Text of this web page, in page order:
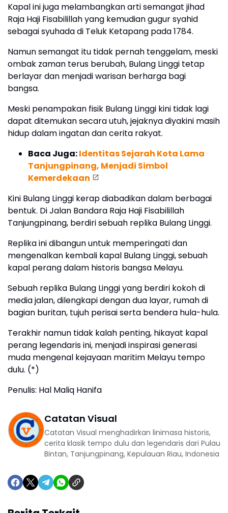
Kapal ini juga melambangkan arti semangat jihad
Raja Haji Fisabilillah yang kemudian gugur syahid
sebagai syuhada di Teluk Ketapang pada 1784.
Namun semangat itu tidak pernah tenggelam, meski
ombak zaman terus berubah, Bulang Linggi tetap
berlayar dan menjadi warisan berharga bagi
bangsa.
Meski penampakan fisik Bulang Linggi kini tidak lagi
dapat ditemukan secara utuh, jejaknya diyakini masih
hidup dalam ingatan dan cerita rakyat.
Baca Juga:Identitas Sejarah Kota Lama
Tanjungpinang, Menjadi Simbol
Kemerdekaan
Kini Bulang Linggi kerap diabadikan dalam berbagai
bentuk. Di Jalan Bandara Raja Haji Fisabilillah
Tanjungpinang, berdiri sebuah replika Bulang Linggi.
Replika ini dibangun untuk memperingati dan
mengenalkan kembali kapal Bulang Linggi, sebuah
kapal perang dalam historis bangsa Melayu.
Sebuah replika Bulang Linggi yang berdiri kokoh di
media jalan, dilengkapi dengan dua layar, rumah di
bagian buritan, tujuh perisai serta bendera hula-hula.
Terakhir namun tidak kalah penting, hikayat kapal
perang legendaris ini, menjadi inspirasi generasi
muda mengenal kejayaan maritim Melayu tempo
dulu. (*)
Penulis: Hal Maliq Hanifa
Catatan Visual
Catatan Visual menghadirkan linimasa historis,
cerita klasik tempo dulu dan legendaris dari Pulau
Bintan, Tanjungpinang, Kepulauan Riau, Indonesia